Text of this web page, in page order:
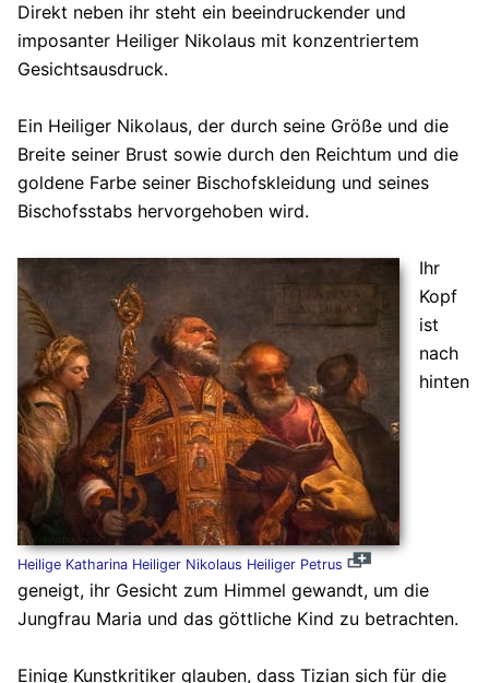
Direkt neben ihr steht ein beeindruckender und
imposanter Heiliger Nikolaus mit konzentriertem
Gesichtsausdruck.
Ein Heiliger Nikolaus, der durch seine Größe und die
Breite seiner Brust sowie durch den Reichtum und die
goldene Farbe seiner Bischofskleidung und seines
Bischofsstabs hervorgehoben wird.
Heilige Katharina Heiliger Nikolaus Heiliger Petrus
Ihr
Kopf
ist
nach
hinten
geneigt, ihr Gesicht zum Himmel gewandt, um die
Jungfrau Maria und das göttliche Kind zu betrachten.
Einige Kunstkritiker glauben, dass Tizian sich für die